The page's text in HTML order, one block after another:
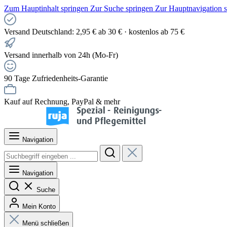
Zum Hauptinhalt springen Zur Suche springen Zur Hauptnavigation
Versand Deutschland: 2,95 € ab 30 € · kostenlos ab 75 €
Versand innerhalb von 24h (Mo-Fr)
90 Tage Zufriedenheits-Garantie
Kauf auf Rechnung, PayPal & mehr
Navigation
Navigation
Suche
Mein Konto
Menü schließen